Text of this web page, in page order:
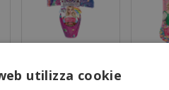
Sogni Alysel 320 g
utilizza cookie